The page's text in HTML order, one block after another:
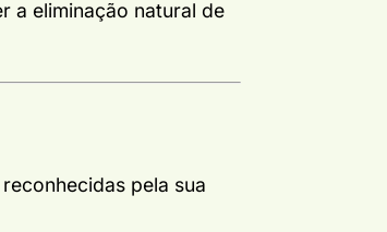
a eliminação natural de
pela sua